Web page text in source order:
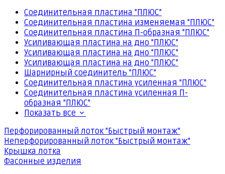
Соединительная пластина "ПЛЮС"
Соединительная пластина изменяемая "ПЛЮС"
Соединительная пластина П-образная "ПЛЮС"
Усиливающая пластина на дно "ПЛЮС"
Усиливающая пластина на дно "ПЛЮС"
Усиливающая пластина на дно "ПЛЮС"
Шарнирный соединитель "ПЛЮС"
Соединительная пластина усиленная "ПЛЮС"
Соединительная пластина усиленная П-
образная "ПЛЮС"
Показать все
Перфорированный лоток "Быстрый монтаж"
Неперфорированный лоток "Быстрый монтаж"
Крышка лотка
Фасонные изделия